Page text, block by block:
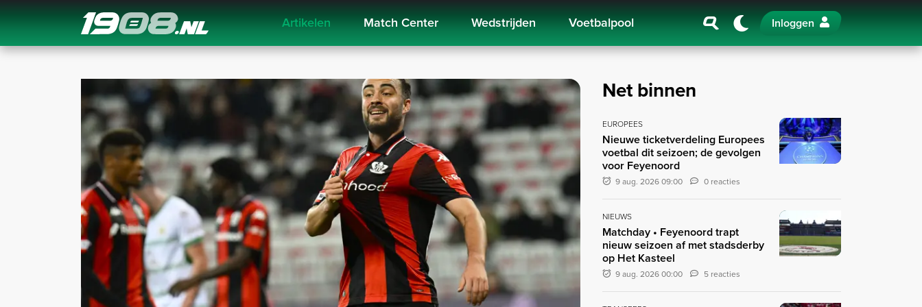
Navigation Artikelen Match Center Wedstrijden Voetbalpool Inloggen
Net binnen
EUROPEES
Nieuwe ticketverdeling Europees
voetbal dit seizoen; de gevolgen
voor Feyenoord
9 aug. 2026 09:00 0 reacties
NIEUWS
Matchday • Feyenoord trapt
nieuw seizoen af met stadsderby
op Het Kasteel
9 aug. 2026 00:00 5 reacties